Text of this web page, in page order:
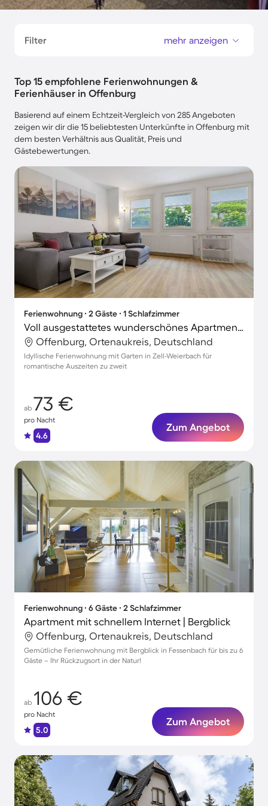
Filter mehr anzeigen
Top 15 empfohlene Ferienwohnungen &
Ferienhäuser in Offenburg
Basierend auf einem Echtzeit-Vergleich von 285 Angeboten
zeigen wir dir die 15 beliebtesten Unterkünfte in Offenburg mit
dem besten Verhältnis aus Qualität, Preis und
Gästebewertungen.
Ferienwohnung ∙ 2 Gäste ∙ 1 Schlafzimmer
Voll ausgestattetes wunderschönes Apartment mit Garten, schnellem Internet und Terrasse | Gartenblick
Offenburg, Ortenaukreis, Deutschland
Idyllische Ferienwohnung mit Garten in Zell-Weierbach für
romantische Auszeiten zu zweit
ab 73 €
pro Nacht
4.6
Zum Angebot
Ferienwohnung ∙ 6 Gäste ∙ 2 Schlafzimmer
Apartment mit schnellem Internet | Bergblick
Offenburg, Ortenaukreis, Deutschland
Gemütliche Ferienwohnung mit Bergblick in Fessenbach für bis zu 6
Gäste – Ihr Rückzugsort in der Natur!
ab 106 €
pro Nacht
5.0
Zum Angebot